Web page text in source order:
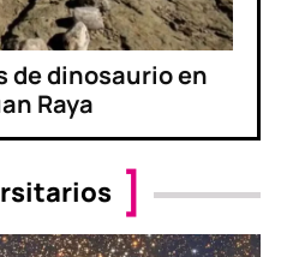
de dinosaurio en
Raya